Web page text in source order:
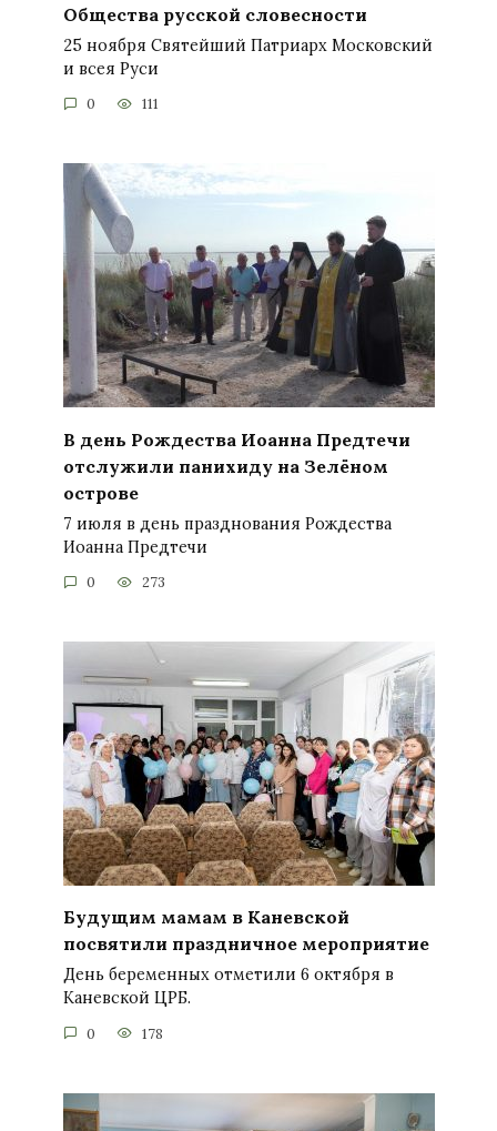
Общества русской словесности
25 ноября Святейший Патриарх Московский
и всея Руси
0 111
В день Рождества Иоанна Предтечи
отслужили панихиду на Зелёном
острове
7 июля в день празднования Рождества
Иоанна Предтечи
0 273
Будущим мамам в Каневской
посвятили праздничное мероприятие
День беременных отметили 6 октября в
Каневской ЦРБ.
0 178